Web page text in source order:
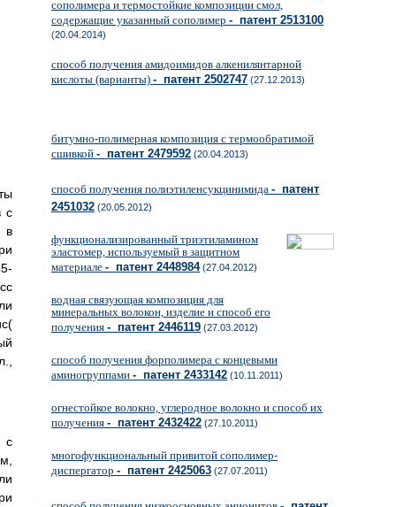
с
в
с
сополимера и термостойкие композиции смол,
содержащие указанный сополимер - патент 2513100
(20.04.2014)
способ получения амидоимидов алкенилянтарной
кислоты (варианты) - патент 2502747 (27.12.2013)
битумно-полимерная композиция с термообратимой
сшивкой - патент 2479592 (20.04.2013)
способ получения полиэтиленсукцинимида - патент
2451032 (20.05.2012)
функционализированный триэтиламином
эластомер, используемый в защитном
материале - патент 2448984(27.04.2012)
водная связующая композиция для
минеральных волокон, изделие и способ его
получения - патент 2446119 (27.03.2012)
способ получения форполимера с концевыми
аминогруппами - патент 2433142 (10.11.2011)
огнестойкое волокно, углеродное волокно и способ их
получения - патент 2432422 (27.10.2011)
многофункциональный привитой сополимер-
диспергатор - патент 2425063 (27.07.2011)